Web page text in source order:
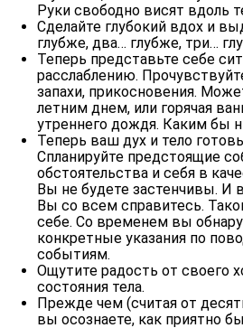
Руки свободно висят вдоль
Сделайте глубокий вдох и
глубже, два… глубже, три…
Теперь представьте себе
расслаблению.
запахи, прикосновения.
летним днем, или горячая
утреннего дождя. Каким бы
Теперь ваш дух и тело
Спланируйте предстоящие
обстоятельства и себя в
Вы не будете застенчивы. И
Вы со всем справитесь.
себе. Со временем вы
конкретные указания по
событиям.
Ощутите радость от своего
состояния тела.
Прежде чем (считая от
вы осознаете, как приятно